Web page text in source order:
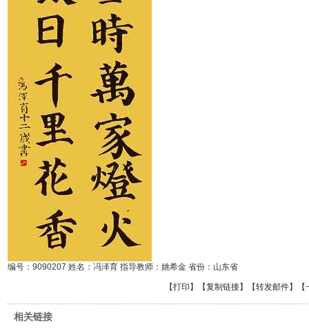
编号：9090207 姓名：冯泽育 指导教师：姚希金 省份：山东省
【打印 】【复制链接】【转发邮件】
相关链接